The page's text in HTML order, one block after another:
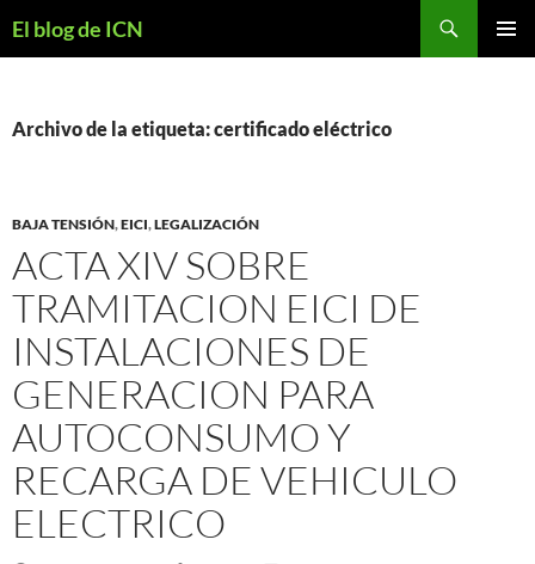
El blog de ICN
Archivo de la etiqueta: certificado eléctrico
BAJA TENSIÓN,EICI,LEGALIZACIÓN
ACTA XIV SOBRE
TRAMITACION EICI DE
INSTALACIONES DE
GENERACION PARA
AUTOCONSUMO Y
RECARGA DE VEHICULO
ELECTRICO